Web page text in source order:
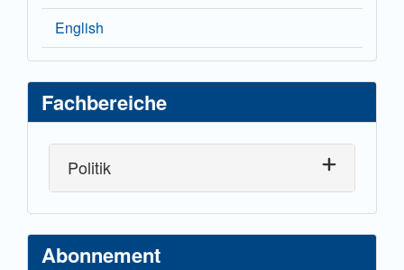
English
Fachbereiche
Politik
Abonnement